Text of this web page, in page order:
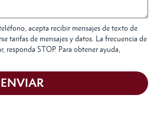
acepta recibir mensajes de texto de
tarifas de mensajes y datos. La frecuencia de
responda STOP. Para obtener ayuda,
ENVIAR